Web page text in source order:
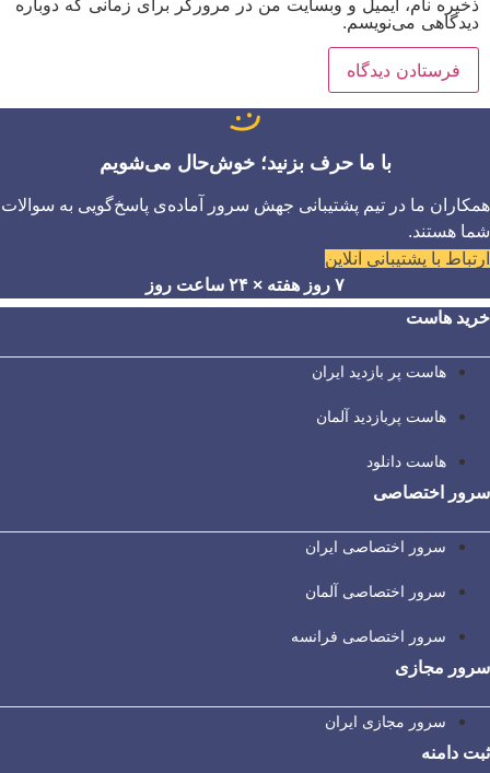
ذخیره نام، ایمیل و وبسایت من در مرورگر برای زمانی که دوباره
دیدگاهی می‌نویسم.
با ما حرف بزنید؛ خوش‌حال می‌شویم
همکاران ما در تیم پشتیبانی جهش سرور آماده‌ی پاسخ‌گویی به سوالات
شما هستند.
ارتباط با پشتیبانی آنلاین
۷ روز هفته × ۲۴ ساعت روز
خرید هاست
هاست پر بازدید ایران
هاست پربازدید آلمان
هاست دانلود
سرور اختصاصی
سرور اختصاصی ایران
سرور اختصاصی آلمان
سرور اختصاصی فرانسه
سرور مجازی
سرور مجازی ایران
ثبت دامنه